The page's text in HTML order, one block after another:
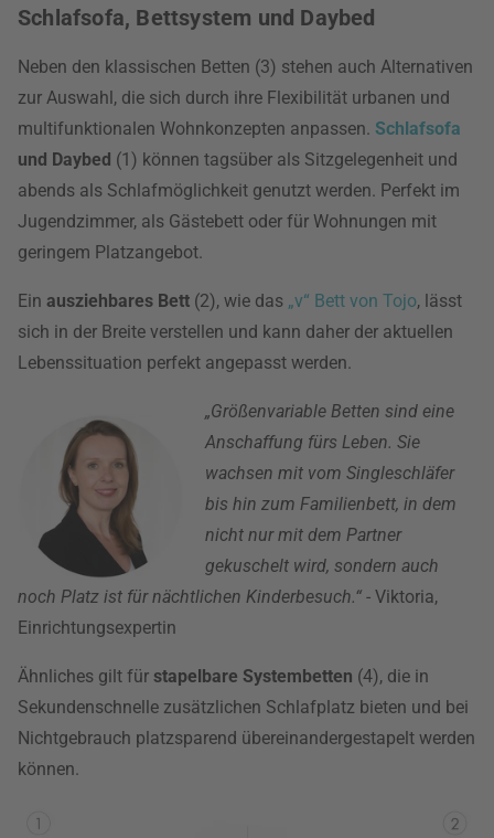
Schlafsofa, Bettsystem und Daybed
Neben den klassischen Betten (3) stehen auch Alternativen
zur Auswahl, die sich durch ihre Flexibilität urbanen und
multifunktionalen Wohnkonzepten anpassen. Schlafsofa
und Daybed (1) können tagsüber als Sitzgelegenheit und
abends als Schlafmöglichkeit genutzt werden. Perfekt im
Jugendzimmer, als Gästebett oder für Wohnungen mit
geringem Platzangebot.
Ein ausziehbares Bett (2), wie das „v“ Bett von Tojo, lässt
sich in der Breite verstellen und kann daher der aktuellen
Lebenssituation perfekt angepasst werden.
„Größenvariable Betten sind eine
Anschaffung fürs Leben. Sie
wachsen mit vom Singleschläfer
bis hin zum Familienbett, in dem
nicht nur mit dem Partner
gekuschelt wird, sondern auch
noch Platz ist für nächtlichen Kinderbesuch.“ - Viktoria,
Einrichtungsexpertin
Ähnliches gilt für stapelbare Systembetten (4), die in
Sekundenschnelle zusätzlichen Schlafplatz bieten und bei
Nichtgebrauch platzsparend übereinandergestapelt werden
können.